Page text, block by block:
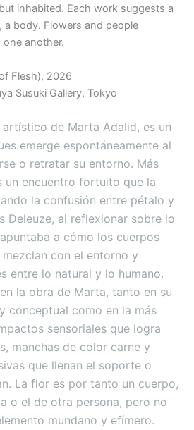
inhabited. Each work suggests a
a body. Flowers and people
another.
Flesh), 2026
Susuki Gallery, Tokyo
de Marta Adalid, es un
emerge espontáneamente al
o retratar su entorno. Más
un encuentro fortuito que la
la confusión entre pétalo y
Deleuze, al reflexionar sobre lo
a cómo los cuerpos
con el entorno y
entre lo natural y lo humano.
la obra de Marta, tanto en su
conceptual como en la más
sensoriales que logra
manchas de color carne y
que llenan el soporte o
La flor es por tanto un cuerpo,
o el de otra persona, pero no
mundano y efímero.